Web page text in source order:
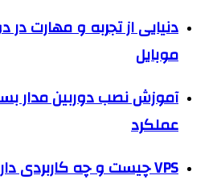
دنیایی از تجربه و مهارت
موبایل
آموزش نصب دوربین مدار
عملکرد
VPS چیست و چه کاربردی دارد؟